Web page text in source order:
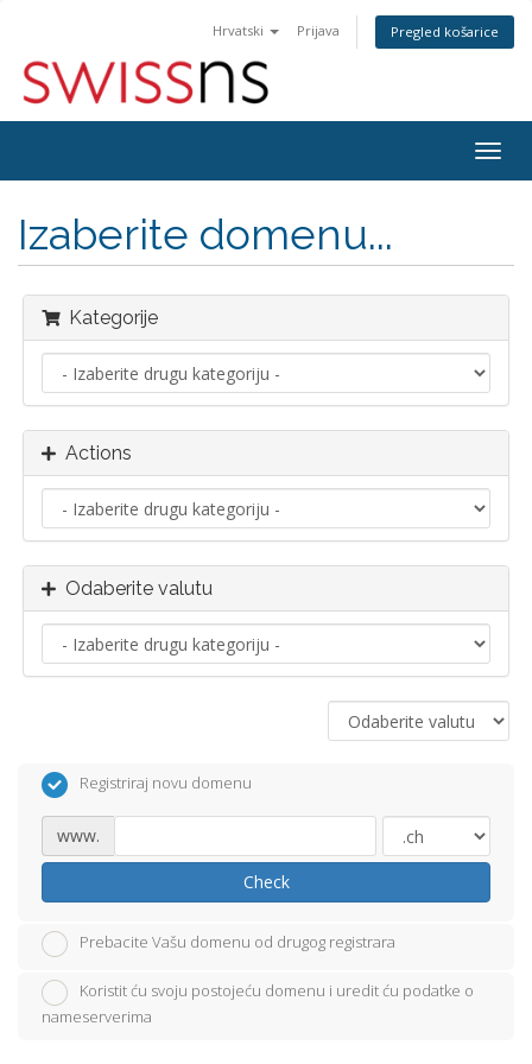
Hrvatski Prijava Pregled košarice
Izaberite domenu...
Kategorije
Actions
Odaberite valutu
Registriraj novu domenu
www.
Check
Prebacite Vašu domenu od drugog registrara
Koristit ću svoju postojeću domenu i uredit ću podatke o
nameserverima